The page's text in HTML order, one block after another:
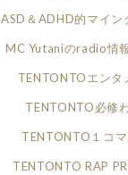
ASD＆ADHD的マイン
MC Yutaniのradio情
TENTONTOエンタ
TENTONTO必修
TENTONTO１コ
TENTONTO RAP